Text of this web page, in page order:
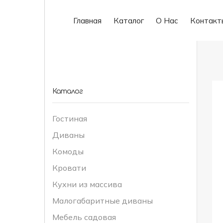
Главная Каталог О Нас
Каталог
Гостиная
Диваны
Комоды
Кровати
Кухни из массива
Малогабаритные диваны
Мебель садовая